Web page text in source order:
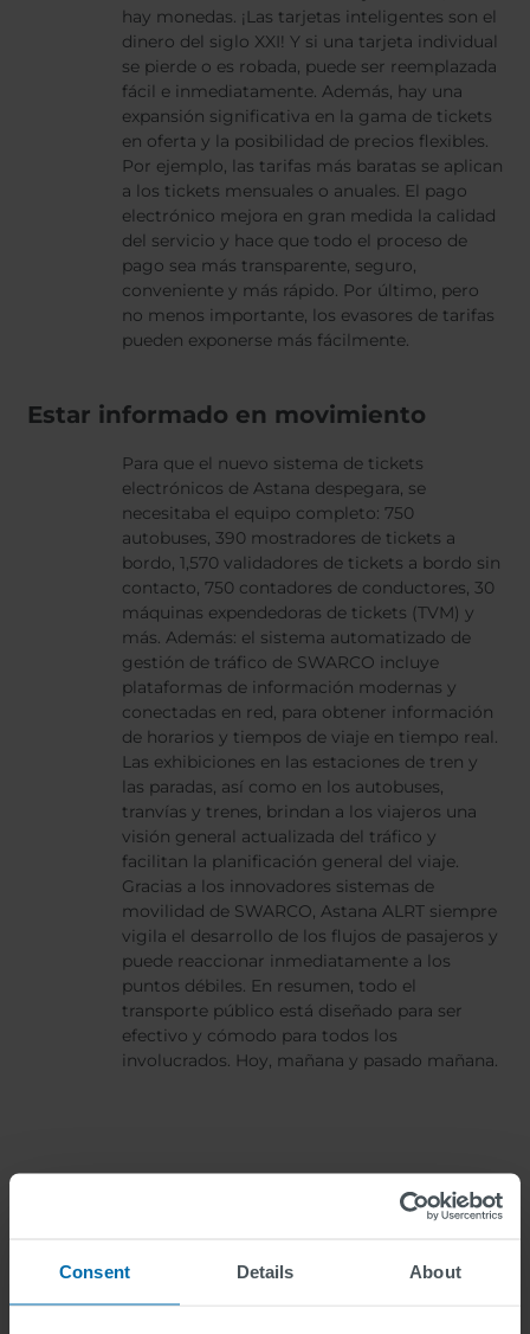
Consent Details About
hay monedas. ¡Las tarjetas inteligentes son el
dinero del siglo XXI! Y si una tarjeta individual
se pierde o es robada, puede ser reemplazada
fácil e inmediatamente. Además, hay una
expansión significativa en la gama de tickets
en oferta y la posibilidad de precios flexibles.
Por ejemplo, las tarifas más baratas se aplican
a los tickets mensuales o anuales. El pago
electrónico mejora en gran medida la calidad
del servicio y hace que todo el proceso de
pago sea más transparente, seguro,
conveniente y más rápido. Por último, pero
no menos importante, los evasores de tarifas
pueden exponerse más fácilmente.
Estar informado en movimiento
Para que el nuevo sistema de tickets
electrónicos de Astana despegara, se
necesitaba el equipo completo: 750
autobuses, 390 mostradores de tickets a
bordo, 1,570 validadores de tickets a bordo sin
contacto, 750 contadores de conductores, 30
máquinas expendedoras de tickets (TVM) y
más. Además: el sistema automatizado de
gestión de tráfico de SWARCO incluye
plataformas de información modernas y
conectadas en red, para obtener información
de horarios y tiempos de viaje en tiempo real.
Las exhibiciones en las estaciones de tren y
las paradas, así como en los autobuses,
tranvías y trenes, brindan a los viajeros una
visión general actualizada del tráfico y
facilitan la planificación general del viaje.
Gracias a los innovadores sistemas de
movilidad de SWARCO, Astana ALRT siempre
vigila el desarrollo de los flujos de pasajeros y
puede reaccionar inmediatamente a los
puntos débiles. En resumen, todo el
transporte público está diseñado para ser
efectivo y cómodo para todos los
involucrados. Hoy, mañana y pasado mañana.